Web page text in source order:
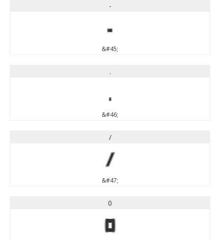
-
-
&#45;
.
.
&#46;
/
/
&#47;
0
0